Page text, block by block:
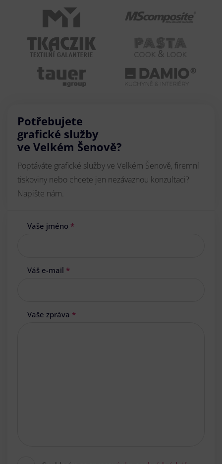
Potřebujete
grafické služby
ve Velkém Šenově?
Poptáváte grafické služby ve Velkém Šenově, firemní
tiskoviny nebo chcete jen nezávaznou konzultaci?
Napište nám.
Vaše jméno *
Váš e-mail *
Vaše zpráva *